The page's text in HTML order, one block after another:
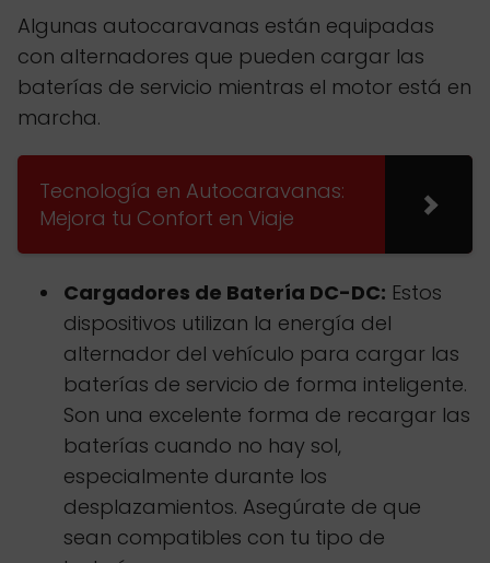
Algunas autocaravanas están equipadas
con alternadores que pueden cargar las
baterías de servicio mientras el motor está en
marcha.
Tecnología en Autocaravanas:
Mejora tu Confort en Viaje
Cargadores de Batería DC-DC: Estos
dispositivos utilizan la energía del
alternador del vehículo para cargar las
baterías de servicio de forma inteligente.
Son una excelente forma de recargar las
baterías cuando no hay sol,
especialmente durante los
desplazamientos. Asegúrate de que
sean compatibles con tu tipo de